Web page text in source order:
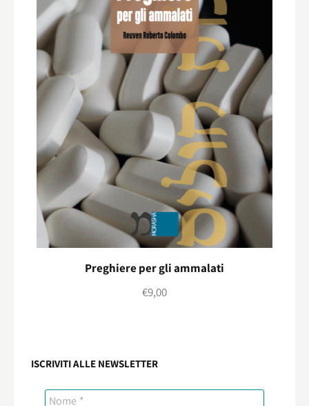
Preghiere per gli ammalati
€9,00
ISCRIVITI ALLE NEWSLETTER